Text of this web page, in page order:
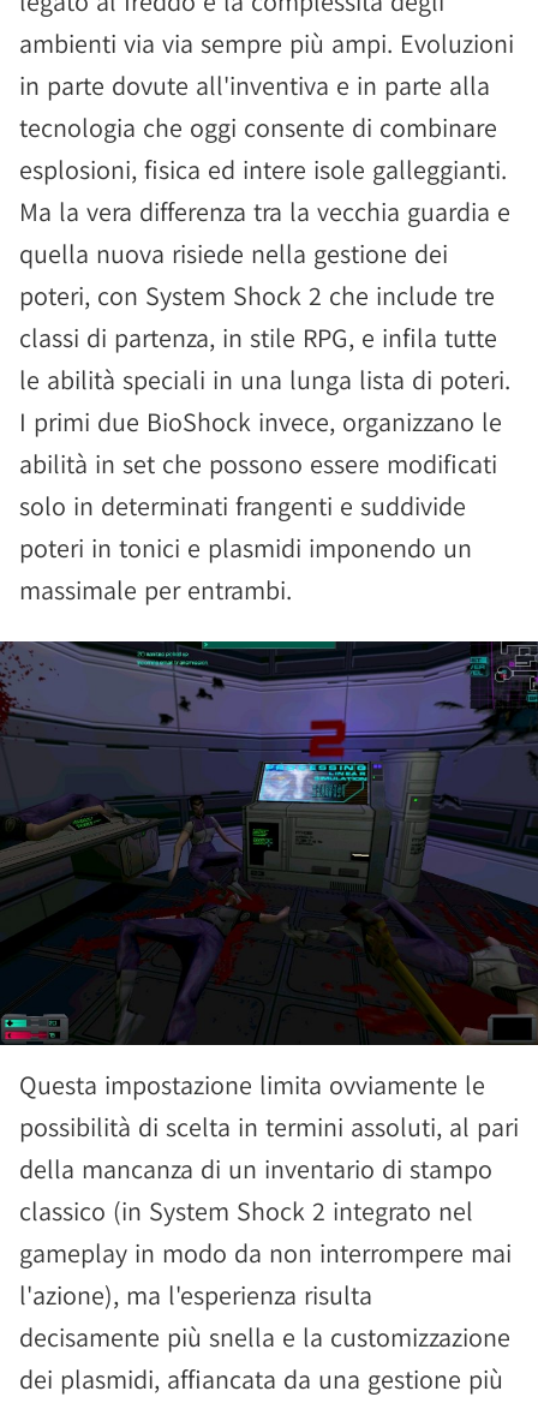
ambienti via via sempre più ampi. Evoluzioni
in parte dovute all'inventiva e in parte alla
tecnologia che oggi consente di combinare
esplosioni, fisica ed intere isole galleggianti.
Ma la vera differenza tra la vecchia guardia e
quella nuova risiede nella gestione dei
poteri, con System Shock 2 che include tre
classi di partenza, in stile RPG, e infila tutte
le abilità speciali in una lunga lista di poteri.
I primi due BioShock invece, organizzano le
abilità in set che possono essere modificati
solo in determinati frangenti e suddivide
poteri in tonici e plasmidi imponendo un
massimale per entrambi.
Questa impostazione limita ovviamente le
possibilità di scelta in termini assoluti, al pari
della mancanza di un inventario di stampo
classico (in System Shock 2 integrato nel
gameplay in modo da non interrompere mai
l'azione), ma l'esperienza risulta
decisamente più snella e la customizzazione
dei plasmidi, affiancata da una gestione più